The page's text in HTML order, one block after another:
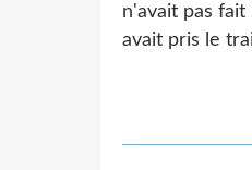
n'avait pas
avait pris le